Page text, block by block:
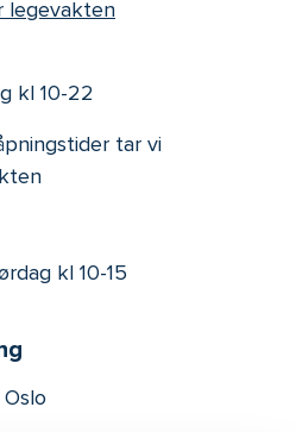
legevakten
kl 10-22
tar vi
kl 10-15